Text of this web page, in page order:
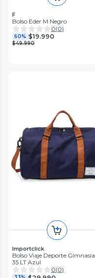
F
Bolso Eder M Negro
0(0)
60% $19.990
$49.990
Importclick
Bolso Viaje Deporte Gimnasia
35 LT Azul
0(0)